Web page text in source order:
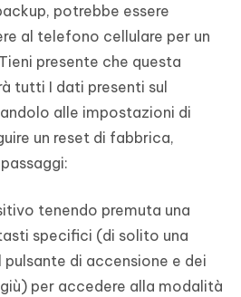
potrebbe essere
al telefono cellulare per un
presente che questa
tutti I dati presenti sul
alle impostazioni di
un reset di fabbrica,
tenendo premuta una
specifici (di solito una
di accensione e dei
per accedere alla modalità